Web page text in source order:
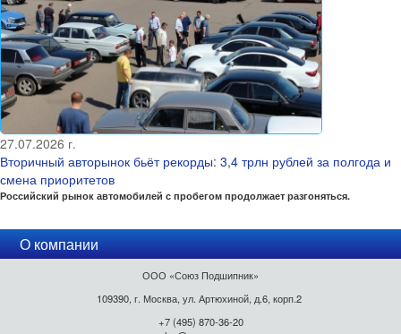
27.07.2026 г.
Вторичный авторынок бьёт рекорды: 3,4 трлн рублей за полгода и
смена приоритетов
Российский рынок автомобилей с пробегом продолжает разгоняться.
О компании
ООО «Союз Подшипник»
109390, г. Москва, ул. Артюхиной, д.6, корп.2
+7 (495) 870-36-20